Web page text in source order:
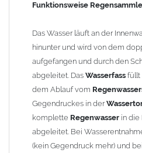
Heraussägen eines ca. 45cm
Fallrohrklappe "Kombi"leicht in
einsetzen. DieFallrohrklappe
und passt auf das normale
eingezogen und passt
Fallrohrmuffe). BeiFallrohren, die
wurden, beachten Sie bitte den
Allgemeine Hinweise).
Funktionsweise
Das Wasser läuft an der
hinunter und wird von dem
aufgefangen und durch den
abgeleitet. Das Wasserfass füllt
dem Ablauf vom
Gegendruckes in der
komplette Regenwasser in die
abgeleitet. Bei
(kein Gegendruck mehr) und